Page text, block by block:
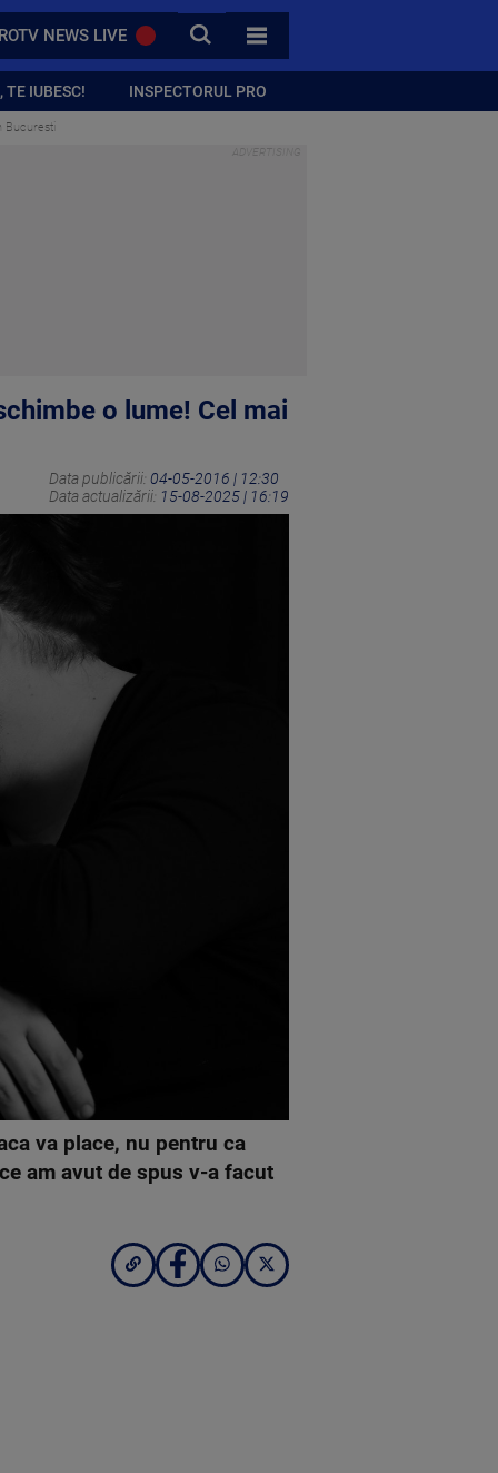
NEWS LIVE CAUTA
TOATE CATEGORIILE
TE IUBESC! INSPECTORUL PRO
Bucuresti
o lume! Cel mai
Data publicării: 04-05-2016 | 12:30
Data actualizării: 15-08-2025 | 16:19
va place, nu pentru ca
am avut de spus v-a facut